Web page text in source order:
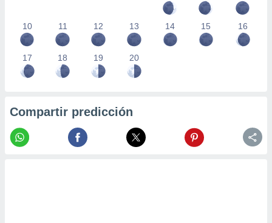
10 11 12 13 14 15 16
17 18 19 20
Compartir predicción